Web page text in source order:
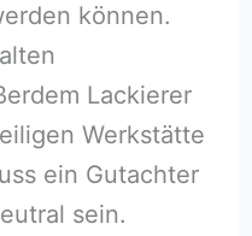
können.
Lackierer
Werkstätte
ein Gutachter
sein.